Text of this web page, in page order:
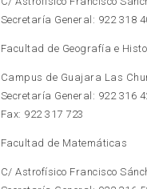
Secretaría General: 922 318
Facultad de Geografía e
Campus de Guajara Las
Secretaría General: 922 316
Fax: 922 317 723
Facultad de Matemáticas
C/ Astrofísico Francisco